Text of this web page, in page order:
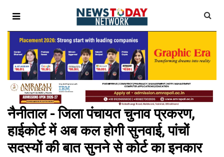
नैनीताल - जिला पंचायत चुनाव प्रकरण,
हाईकोर्ट में अब कल होगी सुनवाई, पांचों
सदस्यों की बात सुनने से कोर्ट का इनकार